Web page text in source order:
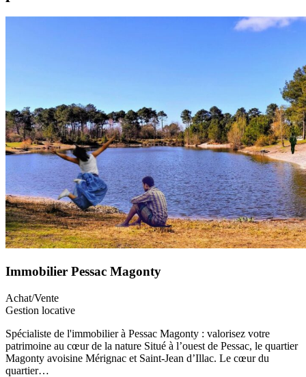
Immobilier Pessac Magonty
Achat/Vente
Gestion locative
Spécialiste de l'immobilier à Pessac Magonty : valorisez votre
patrimoine au cœur de la nature Situé à l’ouest de Pessac, le quartier
Magonty avoisine Mérignac et Saint-Jean d’Illac. Le cœur du
quartier…